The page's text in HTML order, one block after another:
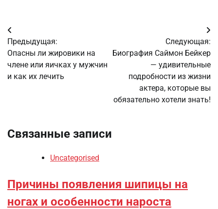
Навигация
по
записям
Предыдущая:
Опасны ли жировики на
члене или яичках у мужчин
и как их лечить
Следующая:
Биография Саймон Бейкер
— удивительные
подробности из жизни
актера, которые вы
обязательно хотели знать!
Связанные записи
Uncategorised
Причины появления шипицы на
ногах и особенности нароста